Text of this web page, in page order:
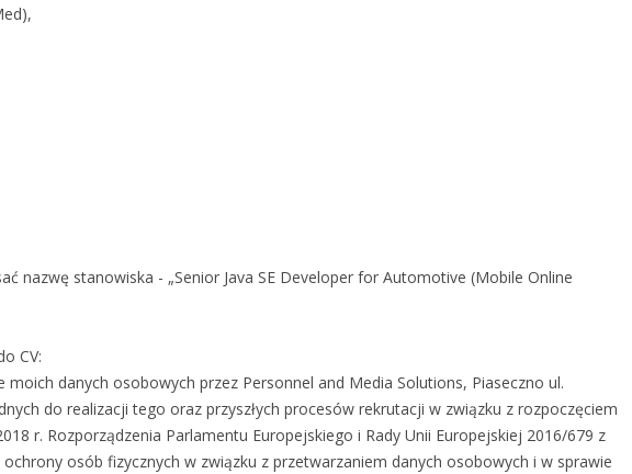
nazwę stanowiska - „Senior Java SE Developer for Automotive (Mobile Online
CV:
moich danych osobowych przez Personnel and Media Solutions, Piaseczno ul.
do realizacji tego oraz przyszłych procesów rekrutacji w związku z rozpoczęciem
r. Rozporządzenia Parlamentu Europejskiego i Rady Unii Europejskiej 2016/679 z
osób fizycznych w związku z przetwarzaniem danych osobowych i w sprawie